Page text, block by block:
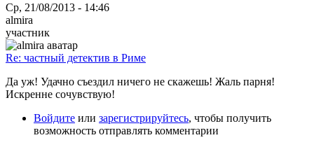
Ср, 21/08/2013 - 14:46
almira
участник
Re: частный детектив в Риме
Да уж! Удачно съездил ничего не скажешь! Жаль парня!
Искренне сочувствую!
Войдите или зарегистрируйтесь, чтобы получить
возможность отправлять комментарии